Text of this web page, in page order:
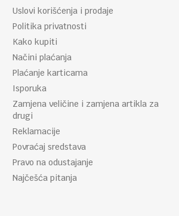
Uslovi korišćenja i prodaje
Politika privatnosti
Kako kupiti
Načini plaćanja
Plaćanje karticama
Isporuka
Zamjena veličine i zamjena artikla za
drugi
Reklamacije
Povraćaj sredstava
Pravo na odustajanje
Najčešća pitanja